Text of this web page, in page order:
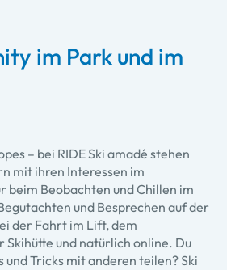
im Park und im
– bei RIDE Ski amadé stehen
mit ihren Interessen im
beim Beobachten und Chillen im
und Besprechen auf der
der Fahrt im Lift, dem
Skihütte und natürlich online. Du
und Tricks mit anderen teilen? Ski